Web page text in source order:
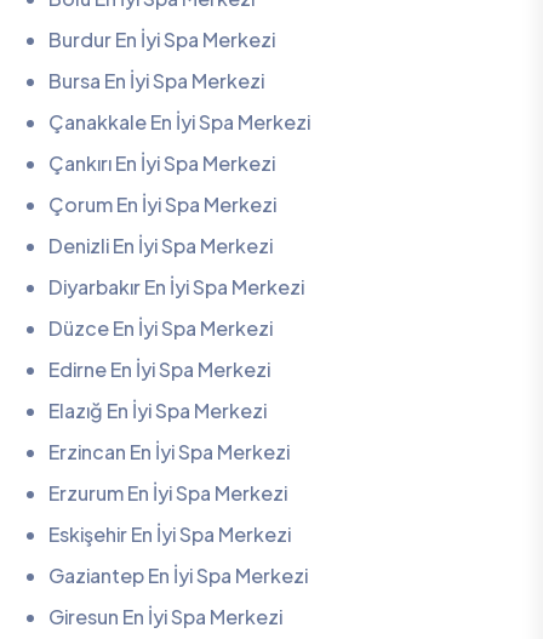
Burdur En İyi Spa Merkezi
Bursa En İyi Spa Merkezi
Çanakkale En İyi Spa Merkezi
Çankırı En İyi Spa Merkezi
Çorum En İyi Spa Merkezi
Denizli En İyi Spa Merkezi
Diyarbakır En İyi Spa Merkezi
Düzce En İyi Spa Merkezi
Edirne En İyi Spa Merkezi
Elazığ En İyi Spa Merkezi
Erzincan En İyi Spa Merkezi
Erzurum En İyi Spa Merkezi
Eskişehir En İyi Spa Merkezi
Gaziantep En İyi Spa Merkezi
Giresun En İyi Spa Merkezi